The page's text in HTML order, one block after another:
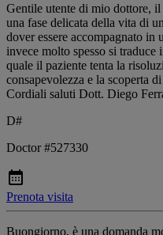
Gentile utente di mio dottore,
una fase delicata della vita di
dover essere accompagnato
invece molto spesso si
quale il paziente tenta la
consapevolezza e la scoperta
Cordiali saluti Dott. Diego
D#
Doctor #527330
Prenota visita
Buongiorno, è una domanda